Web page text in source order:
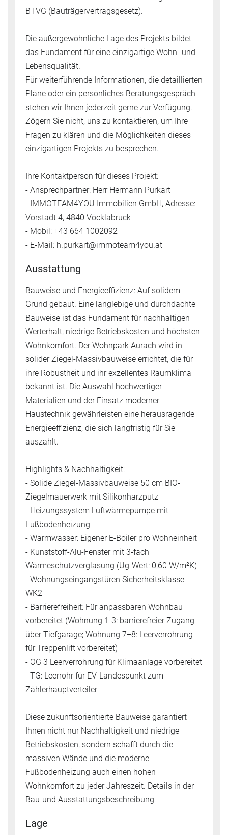
BTVG (Bauträgervertragsgesetz).
Die außergewöhnliche Lage des Projekts bildet
das Fundament für eine einzigartige Wohn- und
Lebensqualität.
Für weiterführende Informationen, die detaillierten
Pläne oder ein persönliches Beratungsgespräch
stehen wir Ihnen jederzeit gerne zur Verfügung.
Zögern Sie nicht, uns zu kontaktieren, um Ihre
Fragen zu klären und die Möglichkeiten dieses
einzigartigen Projekts zu besprechen.
Ihre Kontaktperson für dieses Projekt:
- Ansprechpartner: Herr Hermann Purkart
- IMMOTEAM4YOU Immobilien GmbH, Adresse:
Vorstadt 4, 4840 Vöcklabruck
- Mobil: +43 664 1002092
- E-Mail: h.purkart@immoteam4you.at
Ausstattung
Bauweise und Energieeffizienz: Auf solidem
Grund gebaut. Eine langlebige und durchdachte
Bauweise ist das Fundament für nachhaltigen
Werterhalt, niedrige Betriebskosten und höchsten
Wohnkomfort. Der Wohnpark Aurach wird in
solider Ziegel-Massivbauweise errichtet, die für
ihre Robustheit und ihr exzellentes Raumklima
bekannt ist. Die Auswahl hochwertiger
Materialien und der Einsatz moderner
Haustechnik gewährleisten eine herausragende
Energieeffizienz, die sich langfristig für Sie
auszahlt.
Highlights & Nachhaltigkeit:
- Solide Ziegel-Massivbauweise 50 cm BIO-
Ziegelmauerwerk mit Silikonharzputz
- Heizungssystem Luftwärmepumpe mit
Fußbodenheizung
- Warmwasser: Eigener E-Boiler pro Wohneinheit
- Kunststoff-Alu-Fenster mit 3-fach
Wärmeschutzverglasung (Ug-Wert: 0,60 W/m²K)
- Wohnungseingangstüren Sicherheitsklasse
WK2
- Barrierefreiheit: Für anpassbaren Wohnbau
vorbereitet (Wohnung 1-3: barrierefreier Zugang
über Tiefgarage; Wohnung 7+8: Leerverrohrung
für Treppenlift vorbereitet)
- OG 3 Leerverrohrung für Klimaanlage vorbereitet
- TG: Leerrohr für EV-Landespunkt zum
Zählerhauptverteiler
Diese zukunftsorientierte Bauweise garantiert
Ihnen nicht nur Nachhaltigkeit und niedrige
Betriebskosten, sondern schafft durch die
massiven Wände und die moderne
Fußbodenheizung auch einen hohen
Wohnkomfort zu jeder Jahreszeit. Details in der
Bau-und Ausstattungsbeschreibung
Lage